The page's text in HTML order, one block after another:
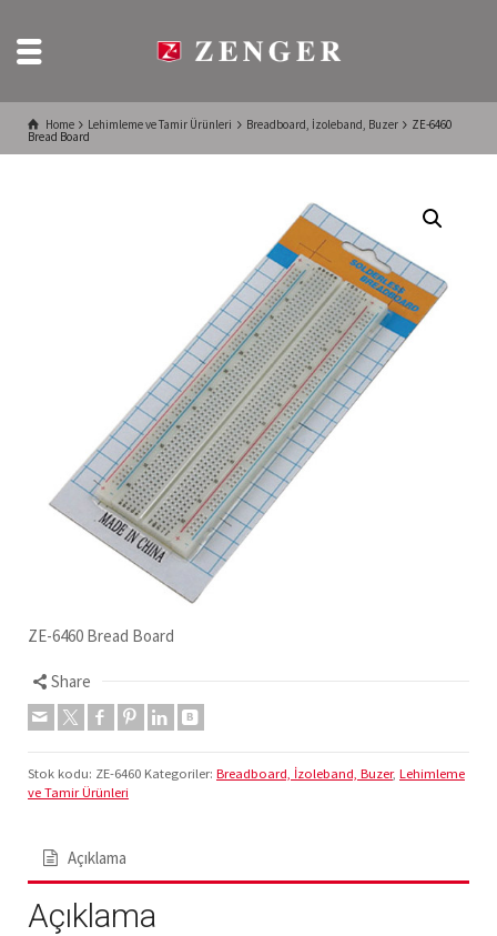
Home Lehimleme ve Tamir Ürünleri Breadboard, İzoleband, Buzer ZE-6460
Bread Board
ZE-6460 Bread Board
Share
Stok kodu: ZE-6460 Kategoriler: Breadboard, İzoleband, Buzer, Lehimleme
ve Tamir Ürünleri
Açıklama
Açıklama